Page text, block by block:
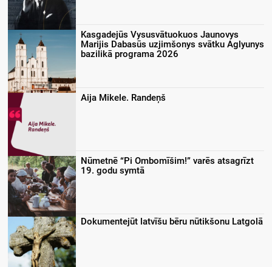
Kasgadejūs Vysusvātuokuos Jaunovys
Marijis Dabasūs uzjimšonys svātku Aglyunys
bazilikā programa 2026
Aija Mikele. Randeņš
Nūmetnē “Pi Ombomīšim!” varēs atsagrīzt
19. godu symtā
Dokumentejūt latvīšu bēru nūtikšonu Latgolā